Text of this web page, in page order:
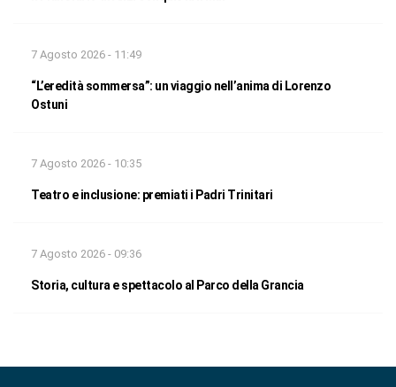
7 Agosto 2026 - 11:49
“L’eredità sommersa”: un viaggio nell’anima di Lorenzo
Ostuni
7 Agosto 2026 - 10:35
Teatro e inclusione: premiati i Padri Trinitari
7 Agosto 2026 - 09:36
Storia, cultura e spettacolo al Parco della Grancia